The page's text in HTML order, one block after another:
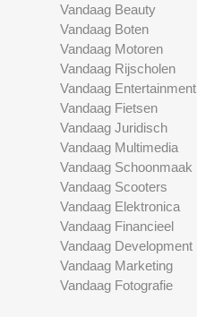
Vandaag Beauty
Vandaag Boten
Vandaag Motoren
Vandaag Rijscholen
Vandaag Entertainment
Vandaag Fietsen
Vandaag Juridisch
Vandaag Multimedia
Vandaag Schoonmaak
Vandaag Scooters
Vandaag Elektronica
Vandaag Financieel
Vandaag Development
Vandaag Marketing
Vandaag Fotografie